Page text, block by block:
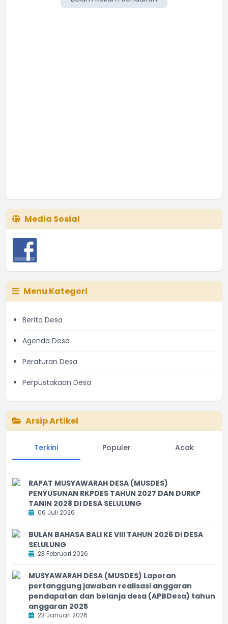
Media Sosial
Menu Kategori
Berita Desa
Agenda Desa
Peraturan Desa
Perpustakaan Desa
Arsip Artikel
Terkini Populer Acak
RAPAT MUSYAWARAH DESA (MUSDES)
PENYUSUNAN RKPDES TAHUN 2027 DAN DURKP
TANIN 2028 DI DESA SELULUNG
06 Juli 2026
BULAN BAHASA BALI KE VIII TAHUN 2026 DI DESA
SELULUNG
23 Februari 2026
MUSYAWARAH DESA (MUSDES) Laporan
pertanggung jawaban realisasi anggaran
pendapatan dan belanja desa (APBDesa) tahun
anggaran 2025
23 Januari 2026